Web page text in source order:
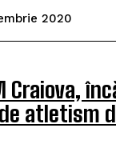
2020
Craiova,
atletism